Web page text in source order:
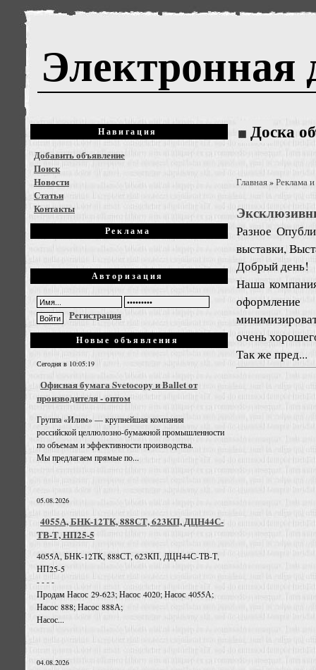
Электронная
Навигация
Добавить объявление
Поиск
Новости
Статьи
Контакты
Реклама
Авторизация
Регистрация
Новые объявления
Сегодня в 10:05:19
Офисная бумага Svetocopy и Ballet от
производителя - оптом
Группа «Илим» — крупнейшая компания
российской целлюлозно-бумажной промышленности
по объемам и эффективности производства.
Мы предлагаем прямые по...
05.08.2026
4055А, БНК-12ТК, 888СТ, 623КП, ДЦН44С-
ТВ-Т, НП25-5
4055А, БНК-12ТК, 888СТ, 623КП, ДЦН44С-ТВ-Т,
НП25-5
- - - -
Продам Насос 29-623; Насос 4020; Насос 4055А;
Насос 888; Насос 888А;
Насос...
04.08.2026
Доска
Главная»Реклама
Разное
выставки,
Добрый день!
Наша
очень
Так же пред...